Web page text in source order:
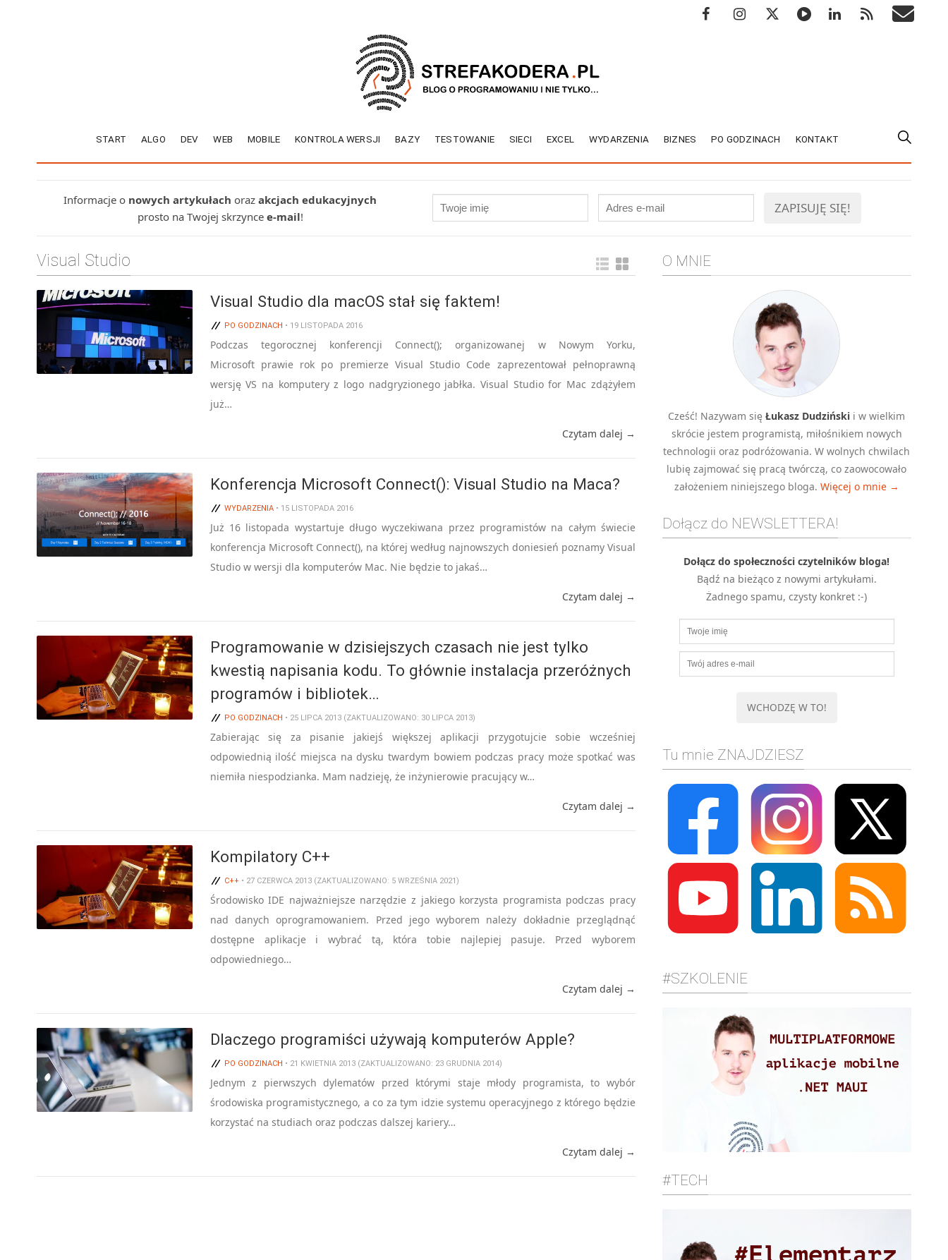
START ALGO DEV WEB MOBILE KONTROLA WERSJI BAZY TESTOWANIE SIECI EXCEL WYDARZENIA BIZNES PO GODZINACH KONTAKT
Informacje o nowych artykułach oraz akcjach edukacyjnych
prosto na Twojej skrzynce e-mail!
Visual Studio
Visual Studio dla macOS stał się faktem!
PO GODZINACH • 19 LISTOPADA 2016
Podczas tegorocznej konferencji Connect(); organizowanej w Nowym Yorku,
Microsoft prawie rok po premierze Visual Studio Code zaprezentował pełnoprawną
wersję VS na komputery z logo nadgryzionego jabłka. Visual Studio for Mac zdążyłem
już…
Czytam dalej →
Konferencja Microsoft Connect(): Visual Studio na Maca?
WYDARZENIA• 15 LISTOPADA 2016
Już 16 listopada wystartuje długo wyczekiwana przez programistów na całym świecie
konferencja Microsoft Connect(), na której według najnowszych doniesień poznamy Visual
Studio w wersji dla komputerów Mac. Nie będzie to jakaś…
Czytam dalej →
Programowanie w dzisiejszych czasach nie jest tylko
kwestią napisania kodu. To głównie instalacja przeróżnych
programów i bibliotek…
PO GODZINACH • 25 LIPCA 2013 (ZAKTUALIZOWANO: 30 LIPCA 2013)
Zabierając się za pisanie jakiejś większej aplikacji przygotujcie sobie wcześniej
odpowiednią ilość miejsca na dysku twardym bowiem podczas pracy może spotkać was
niemiła niespodzianka. Mam nadzieję, że inżynierowie pracujący w…
Czytam dalej →
Kompilatory C++
C++• 27 CZERWCA 2013 (ZAKTUALIZOWANO: 5 WRZEŚNIA 2021)
Środowisko IDE najważniejsze narzędzie z jakiego korzysta programista podczas pracy
nad danych oprogramowaniem. Przed jego wyborem należy dokładnie przeglądnąć
dostępne aplikacje i wybrać tą, która tobie najlepiej pasuje. Przed wyborem
odpowiedniego…
Czytam dalej →
Dlaczego programiści używają komputerów Apple?
PO GODZINACH • 21 KWIETNIA 2013 (ZAKTUALIZOWANO: 23 GRUDNIA 2014)
Jednym z pierwszych dylematów przed którymi staje młody programista, to wybór
środowiska programistycznego, a co za tym idzie systemu operacyjnego z którego będzie
korzystać na studiach oraz podczas dalszej kariery…
Czytam dalej →
O MNIE
Cześć! Nazywam sięŁukasz Dudziński i w wielkim
skrócie jestem programistą, miłośnikiem nowych
technologii oraz podróżowania. W wolnych chwilach
lubię zajmować się pracą twórczą, co zaowocowało
założeniem niniejszego bloga. Więcej o mnie →
Dołącz do NEWSLETTERA!
Dołącz do społeczności czytelników bloga!
Bądź na bieżąco z nowymi artykułami.
Żadnego spamu, czysty konkret :-)
Tu mnie ZNAJDZIESZ
#SZKOLENIE
#TECH